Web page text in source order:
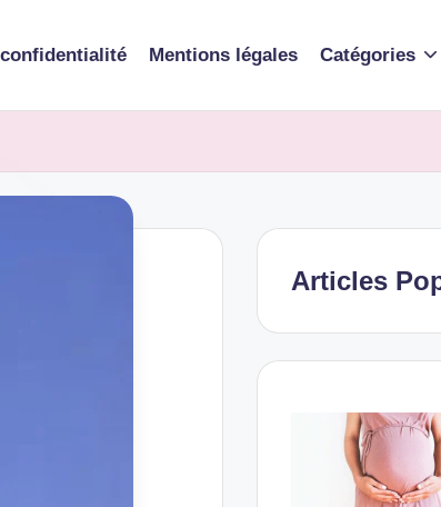
Mentions légales Catégories
Articles